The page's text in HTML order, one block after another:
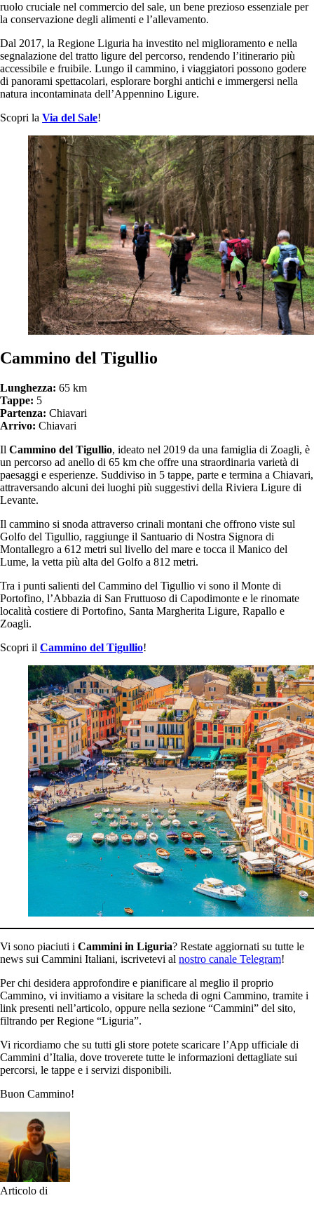
ruolo cruciale nel commercio del sale, un bene prezioso essenziale per
la conservazione degli alimenti e l’allevamento.
Dal 2017, la Regione Liguria ha investito nel miglioramento e nella
segnalazione del tratto ligure del percorso, rendendo l’itinerario più
accessibile e fruibile. Lungo il cammino, i viaggiatori possono godere
di panorami spettacolari, esplorare borghi antichi e immergersi nella
natura incontaminata dell’Appennino Ligure.
Scopri la Via del Sale!
Cammino del Tigullio
Lunghezza: 65 km
Tappe: 5
Partenza: Chiavari
Arrivo: Chiavari
Il Cammino del Tigullio, ideato nel 2019 da una famiglia di Zoagli, è
un percorso ad anello di 65 km che offre una straordinaria varietà di
paesaggi e esperienze. Suddiviso in 5 tappe, parte e termina a Chiavari,
attraversando alcuni dei luoghi più suggestivi della Riviera Ligure di
Levante.
Il cammino si snoda attraverso crinali montani che offrono viste sul
Golfo del Tigullio, raggiunge il Santuario di Nostra Signora di
Montallegro a 612 metri sul livello del mare e tocca il Manico del
Lume, la vetta più alta del Golfo a 812 metri.
Tra i punti salienti del Cammino del Tigullio vi sono il Monte di
Portofino, l’Abbazia di San Fruttuoso di Capodimonte e le rinomate
località costiere di Portofino, Santa Margherita Ligure, Rapallo e
Zoagli.
Scopri il Cammino del Tigullio!
Vi sono piaciuti i Cammini in Liguria? Restate aggiornati su tutte le
news sui Cammini Italiani, iscrivetevi al nostro canale Telegram!
Per chi desidera approfondire e pianificare al meglio il proprio
Cammino, vi invitiamo a visitare la scheda di ogni Cammino, tramite i
link presenti nell’articolo, oppure nella sezione “Cammini” del sito,
filtrando per Regione “Liguria”.
Vi ricordiamo che su tutti gli store potete scaricare l’App ufficiale di
Cammini d’Italia, dove troverete tutte le informazioni dettagliate sui
percorsi, le tappe e i servizi disponibili.
Buon Cammino!
Articolo di